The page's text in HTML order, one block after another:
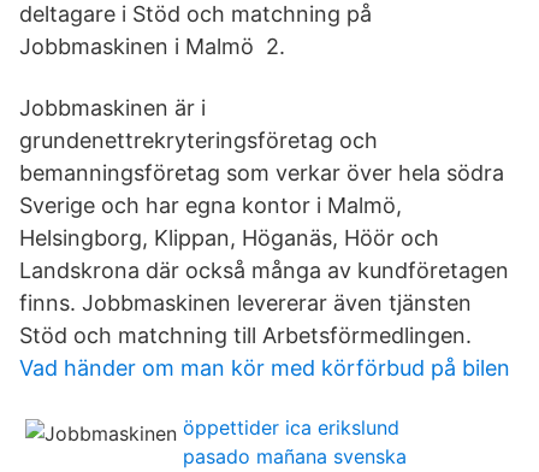
deltagare i Stöd och matchning på
Jobbmaskinen i Malmö 2.
Jobbmaskinen är i
grundenettrekryteringsföretag och
bemanningsföretag som verkar över hela södra
Sverige och har egna kontor i Malmö,
Helsingborg, Klippan, Höganäs, Höör och
Landskrona där också många av kundföretagen
finns. Jobbmaskinen levererar även tjänsten
Stöd och matchning till Arbetsförmedlingen.
Vad händer om man kör med körförbud på bilen
öppettider ica erikslund
pasado mañana svenska